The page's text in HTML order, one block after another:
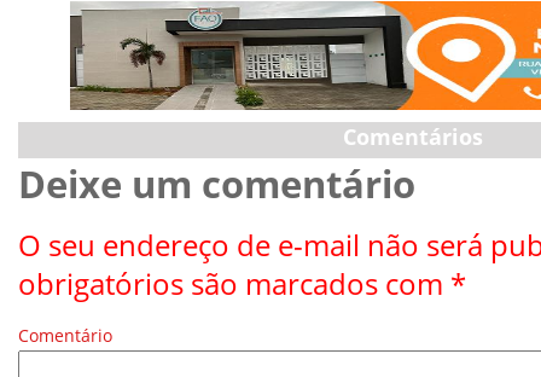
Comentários
Deixe um comentário
O seu endereço de e-mail não será
obrigatórios são marcados com *
Comentário